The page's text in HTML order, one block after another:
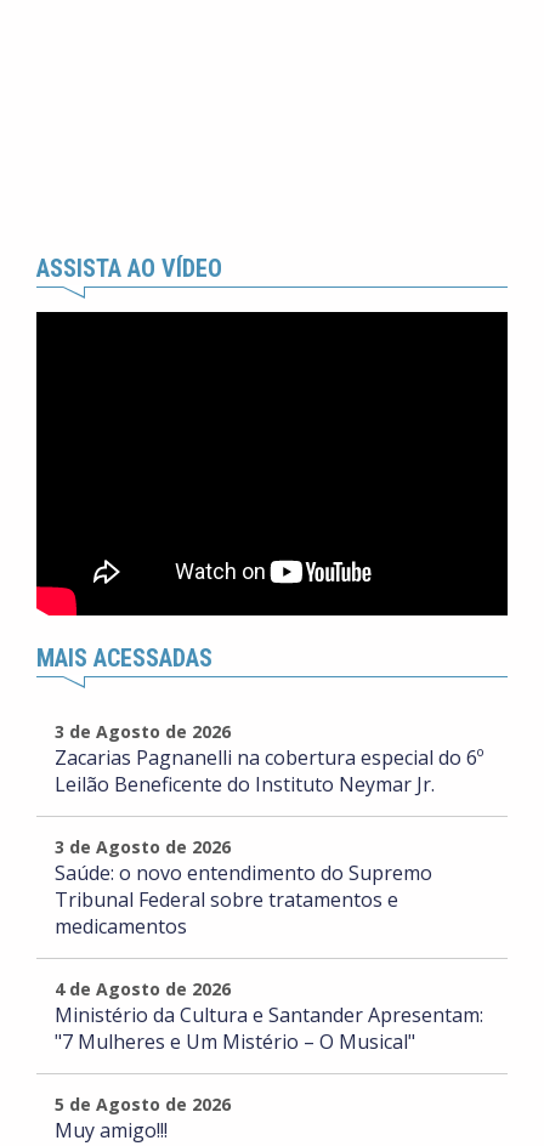
ASSISTA AO VÍDEO
MAIS ACESSADAS
3 de Agosto de 2026
Zacarias Pagnanelli na cobertura especial do 6º
Leilão Beneficente do Instituto Neymar Jr.
3 de Agosto de 2026
Saúde: o novo entendimento do Supremo
Tribunal Federal sobre tratamentos e
medicamentos
4 de Agosto de 2026
Ministério da Cultura e Santander Apresentam:
"7 Mulheres e Um Mistério – O Musical"
5 de Agosto de 2026
Muy amigo!!!